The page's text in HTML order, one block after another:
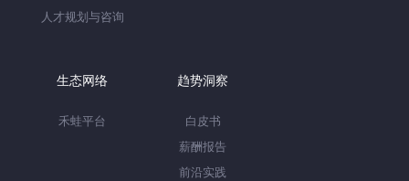
人才规划与咨询
生态网络
禾蛙平台
趋势洞察
白皮书
薪酬报告
前沿实践